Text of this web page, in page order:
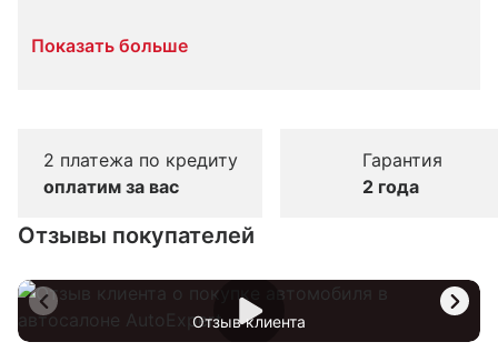
Показать больше
2 платежа по кредиту
оплатим за вас
Гарантия
2 года
Отзывы покупателей
Отзыв клиента